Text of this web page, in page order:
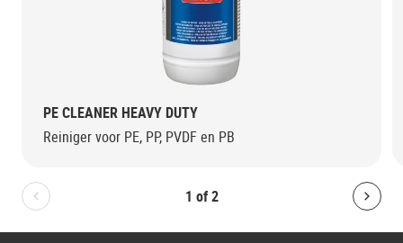
1 of 2
Bolton.General.PreviousSlide
PE CLEANER HEAVY DUTY
Reiniger voor PE, PP, PVDF en PB